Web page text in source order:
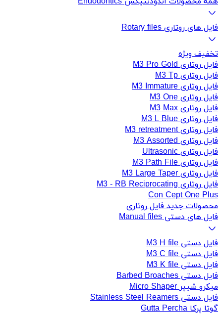
فایل های روتاری Rotary files
تخفیف ویژه
فایل روتاری M3 Pro Gold
فایل روتاری M3 Tp
فایل روتاری M3 Immature
فایل روتاری M3 One
فایل روتاری M3 Max
فایل روتاری M3 L Blue
فایل روتاری M3 retreatment
فایل روتاری M3 Assorted
فایل روتاری Ultrasonic
فایل روتاری M3 Path File
فایل روتاری M3 Large Taper
فایل روتاری M3 - RB Reciprocating
Con Cept One Plus
محصولات جدید فایل روتاری
فایل های دستی Manual files
فایل دستی M3 H file
فایل دستی M3 C file
فایل دستی M3 K file
فایل دستی Barbed Broaches
میکرو شیپر Micro Shaper
فایل دستی Stainless Steel Reamers
گوتا پرکا Gutta Percha